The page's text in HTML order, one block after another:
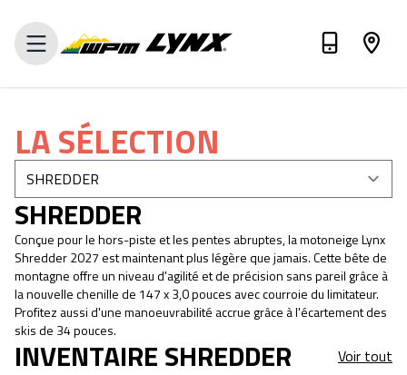
ÉVALUEZ VOTRE ÉCHANGE
LA SÉLECTION
SHREDDER
Conçue pour le hors-piste et les pentes abruptes, la motoneige Lynx
Shredder 2027 est maintenant plus légère que jamais. Cette bête de
montagne offre un niveau d'agilité et de précision sans pareil grâce à
la nouvelle chenille de 147 x 3,0 pouces avec courroie du limitateur.
Profitez aussi d'une manoeuvrabilité accrue grâce à l'écartement des
skis de 34 pouces.
INVENTAIRE SHREDDER Voir tout